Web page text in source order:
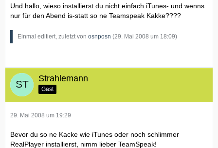
Und hallo, wieso installierst du nicht einfach iTunes- und wenns
nur für den Abend is-statt so ne Teamspeak Kakke????
Einmal editiert, zuletzt von osnposn (29. Mai 2008 um 18:09)
Strahlemann
Gast
29. Mai 2008 um 19:29
Bevor du so ne Kacke wie iTunes oder noch schlimmer
RealPlayer installierst, nimm lieber TeamSpeak!